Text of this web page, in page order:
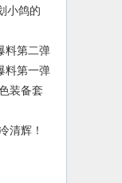
小鸽的
料第二弹
料第一弹
装备套
清辉！